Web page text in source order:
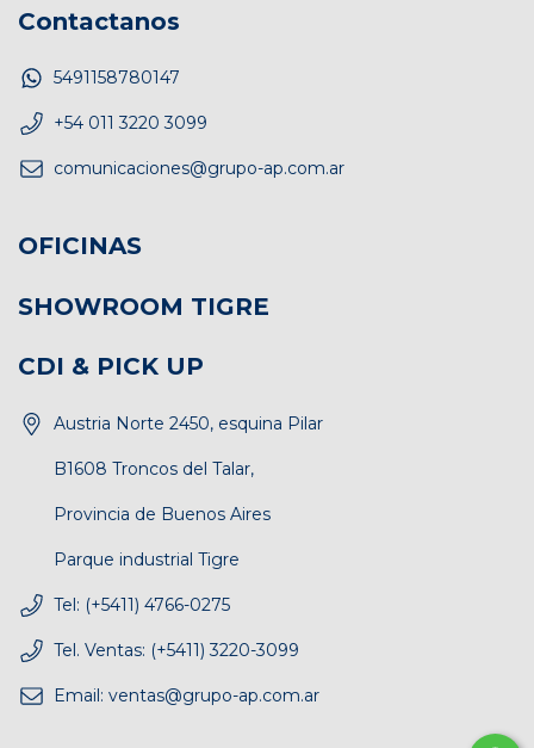
Contactanos
5491158780147
+54 011 3220 3099
comunicaciones@grupo-ap.com.ar
OFICINAS
SHOWROOM TIGRE
CDI & PICK UP
Austria Norte 2450, esquina Pilar
B1608 Troncos del Talar,
Provincia de Buenos Aires
Parque industrial Tigre
Tel: (+5411) 4766-0275
Tel. Ventas: (+5411) 3220-3099
Email: ventas@grupo-ap.com.ar